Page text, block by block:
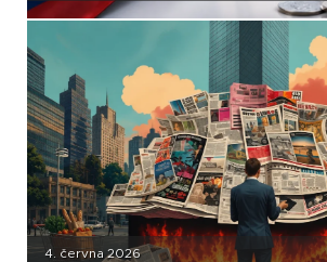
FIREMNÍM EMISÍM NEPŘÍJEMNÉ
4. června 2026